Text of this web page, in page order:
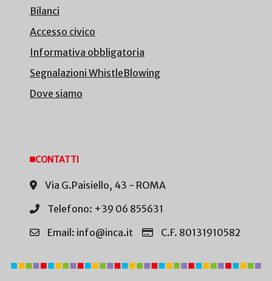
Bilanci
Accesso civico
Informativa obbligatoria
Segnalazioni WhistleBlowing
Dove siamo
CONTATTI
Via G.Paisiello, 43 - ROMA
Telefono: +39 06 855631
Email: info@inca.it
C.F. 80131910582